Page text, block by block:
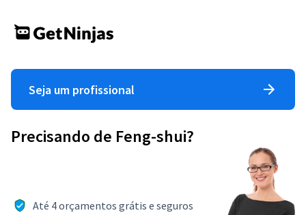
Seja um profissional
Precisando de Feng-shui?
Até 4 orçamentos grátis e seguros